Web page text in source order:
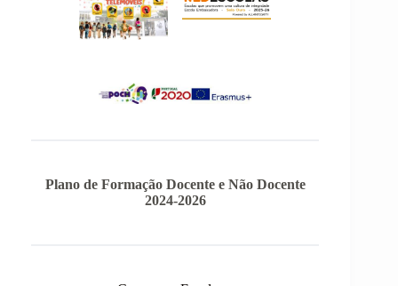
Plano de Formação Docente e Não Docente
2024-2026